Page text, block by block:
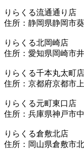
りらくる流通通り店
住所：静岡県静岡市
りらくる北岡崎店
住所：愛知県岡崎市
りらくる千本丸太町店
住所：京都府京都市
りらくる元町東口店
住所：兵庫県神戸市
りらくる倉敷北店
住所：岡山県倉敷市